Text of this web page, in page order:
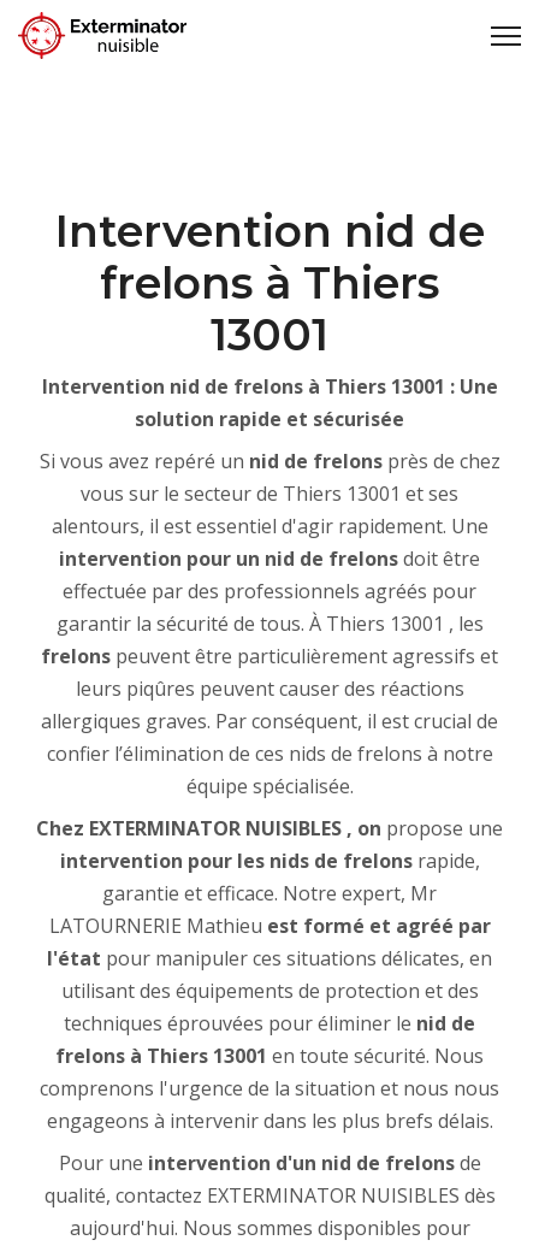
Intervention nid de
frelons à Thiers
13001
Intervention nid de frelons à Thiers 13001 : Une
solution rapide et sécurisée
Si vous avez repéré un nid de frelonsprès de chez
vous sur le secteur de Thiers 13001 et ses
alentours, il est essentiel d'agir rapidement. Une
intervention pour un nid de frelonsdoit être
effectuée par des professionnels agréés pour
garantir la sécurité de tous. À Thiers 13001 , les
frelons peuvent être particulièrement agressifs et
leurs piqûres peuvent causer des réactions
allergiques graves. Par conséquent, il est crucial de
confier l’élimination de ces nids de frelons à notre
équipe spécialisée.
Chez EXTERMINATOR NUISIBLES , on propose une
intervention pour les nids de frelonsrapide,
garantie et efficace. Notre expert, Mr
LATOURNERIE Mathieu est formé et agréé par
l'état pour manipuler ces situations délicates, en
utilisant des équipements de protection et des
techniques éprouvées pour éliminer le nid de
frelons à Thiers 13001 en toute sécurité. Nous
comprenons l'urgence de la situation et nous nous
engageons à intervenir dans les plus brefs délais.
Pour une intervention d'un nid de frelonsde
qualité, contactez EXTERMINATOR NUISIBLES dès
aujourd'hui. Nous sommes disponibles pour